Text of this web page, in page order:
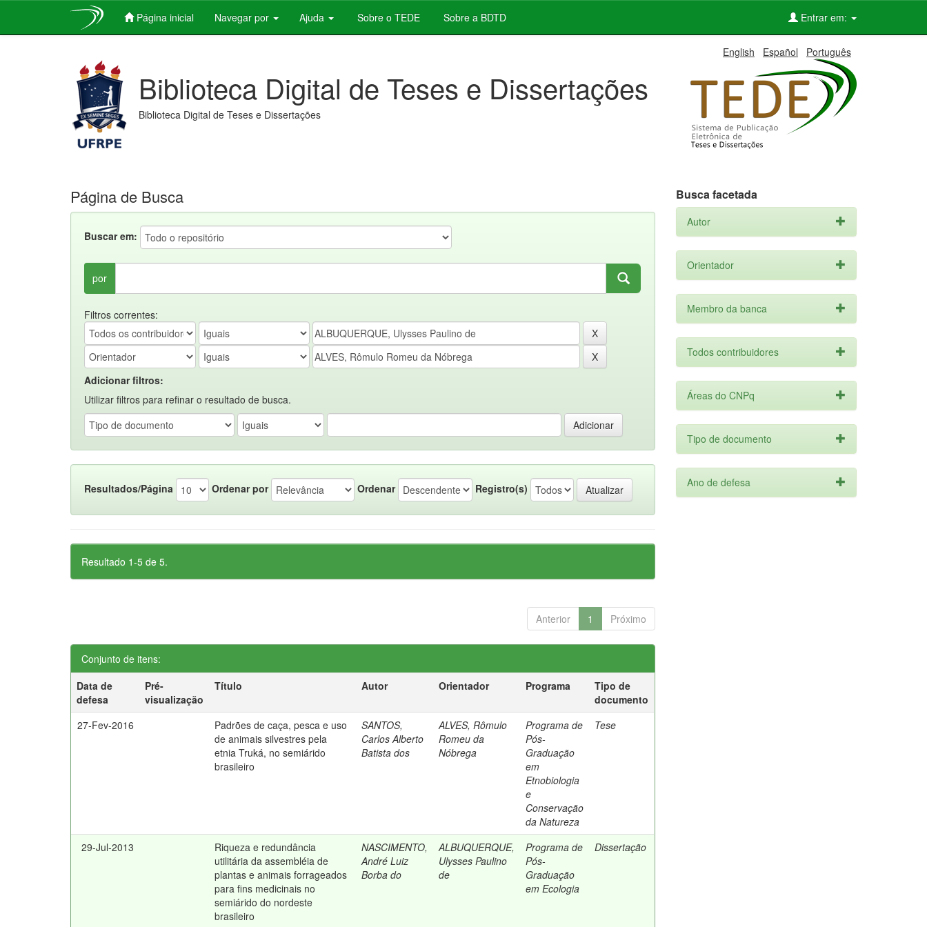
Página inicial Navegar por Ajuda Sobre o TEDE Sobre a BDTD Entrar em:
English Español Português
Biblioteca Digital de Teses e Dissertações
Biblioteca Digital de Teses e Dissertações
Página de Busca
Buscar em:
por
Filtros correntes:
Adicionar filtros:
Utilizar filtros para refinar o resultado de busca.
Resultados/Página Ordenar por Ordenar Registro(s)
Resultado 1-5 de 5.
Anterior 1 Próximo
Conjunto de itens:
Data de
defesa
Pré-
visualização
Título Autor Orientador Programa
Tipo de
documento
27-Fev-2016
Padrões de caça, pesca e uso
de animais silvestres pela
etnia Truká, no semiárido
brasileiro
SANTOS,
Carlos Alberto
Batista dos
ALVES, Rômulo
Romeu da
Nóbrega
Programa de
Pós-
Graduação
em
Etnobiologia
e
Conservação
da Natureza
Tese
29-Jul-2013
Riqueza e redundância
utilitária da assembléia de
plantas e animais forrageados
para fins medicinais no
semiárido do nordeste
brasileiro
NASCIMENTO,
André Luiz
Borba do
ALBUQUERQUE,
Ulysses Paulino
de
Programa de
Pós-
Graduação
em Ecologia
Dissertação
Busca facetada
Autor
Orientador
Membro da banca
Todos contribuidores
Áreas do CNPq
Tipo de documento
Ano de defesa